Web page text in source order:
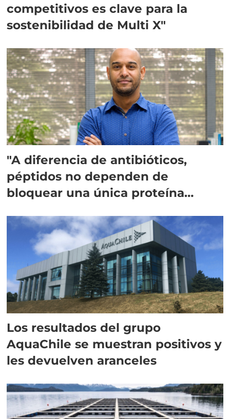
competitivos es clave para la
sostenibilidad de Multi X"
"A diferencia de antibióticos,
péptidos no dependen de
bloquear una única proteína
Los resultados del grupo
AquaChile se muestran positivos y
les devuelven aranceles